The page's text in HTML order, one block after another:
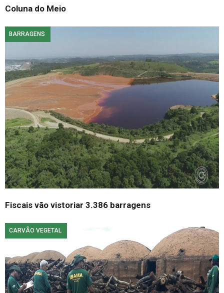
Coluna do Meio
BARRAGENS
Fiscais vão vistoriar 3.386 barragens
CARVÃO VEGETAL